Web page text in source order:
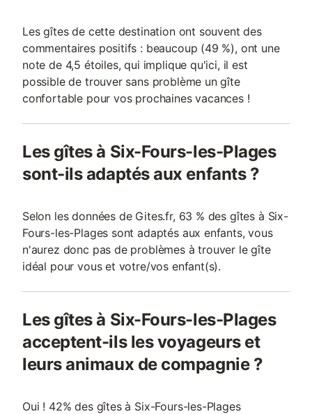
Les gîtes de cette destination ont souvent des
commentaires positifs : beaucoup (49 %), ont une
note de 4,5 étoiles, qui implique qu'ici, il est
possible de trouver sans problème un gîte
confortable pour vos prochaines vacances !
Les gîtes à Six-Fours-les-Plages
sont-ils adaptés aux enfants ?
Selon les données de Gites.fr, 63 % des gîtes à Six-
Fours-les-Plages sont adaptés aux enfants, vous
n'aurez donc pas de problèmes à trouver le gîte
idéal pour vous et votre/vos enfant(s).
Les gîtes à Six-Fours-les-Plages
acceptent-ils les voyageurs et
leurs animaux de compagnie ?
Oui ! 42% des gîtes à Six-Fours-les-Plages